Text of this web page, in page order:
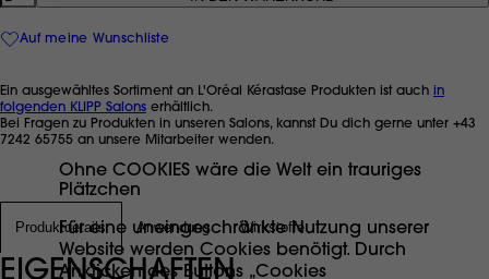
Auf meine Wunschliste
Ein ausgewähltes Sortiment an L'Oréal Kérastase Produkten ist auch in
folgenden KLIPP Salons erhältlich.
Bei Fragen zu Produkten in unseren Salons, kannst Du dich gerne unter +43
7242 65755 an unsere Mitarbeiter wenden.
Produktdetails Anwendung Wirkstoffe
EIGENSCHAFTEN
Ohne COOKIES wäre die Welt ein trauriges
Plätzchen
Für eine uneingeschränkte Nutzung unserer
Website werden Cookies benötigt. Durch
Anklicken des Buttons „Cookies